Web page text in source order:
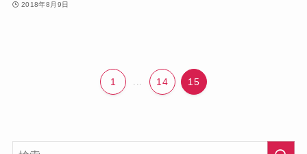
2018年8月9日
1 14 15